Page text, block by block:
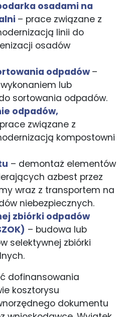
osadami na
– prace związane z
linii do
osadów
odpadów –
lub
sortowania odpadów.
odpadów,
związane z
kompostowni
– demontaż elementów
azbest przez
wraz z transportem na
niebezpiecznych.
zbiórki odpadów
– budowa lub
selektywnej zbiórki
dofinansowania
kosztorysu
dokumentu